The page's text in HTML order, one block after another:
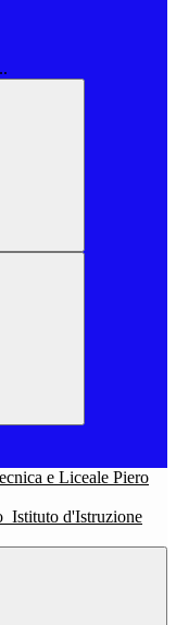
Istituto d'Istruzione